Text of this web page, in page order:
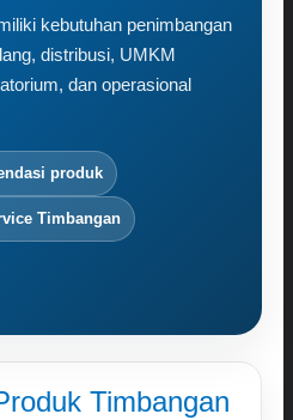
kebutuhan penimbangan
distribusi, UMKM
dan operasional
produk
Timbangan
Timbangan